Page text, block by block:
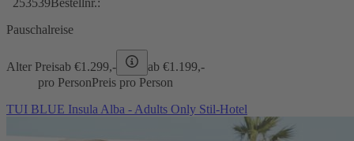
Pauschalreise
Alter Preisab €1.299,- ab €1.199,-
pro PersonPreis pro Person
TUI BLUE Insula Alba - Adults Only Stil-Hotel